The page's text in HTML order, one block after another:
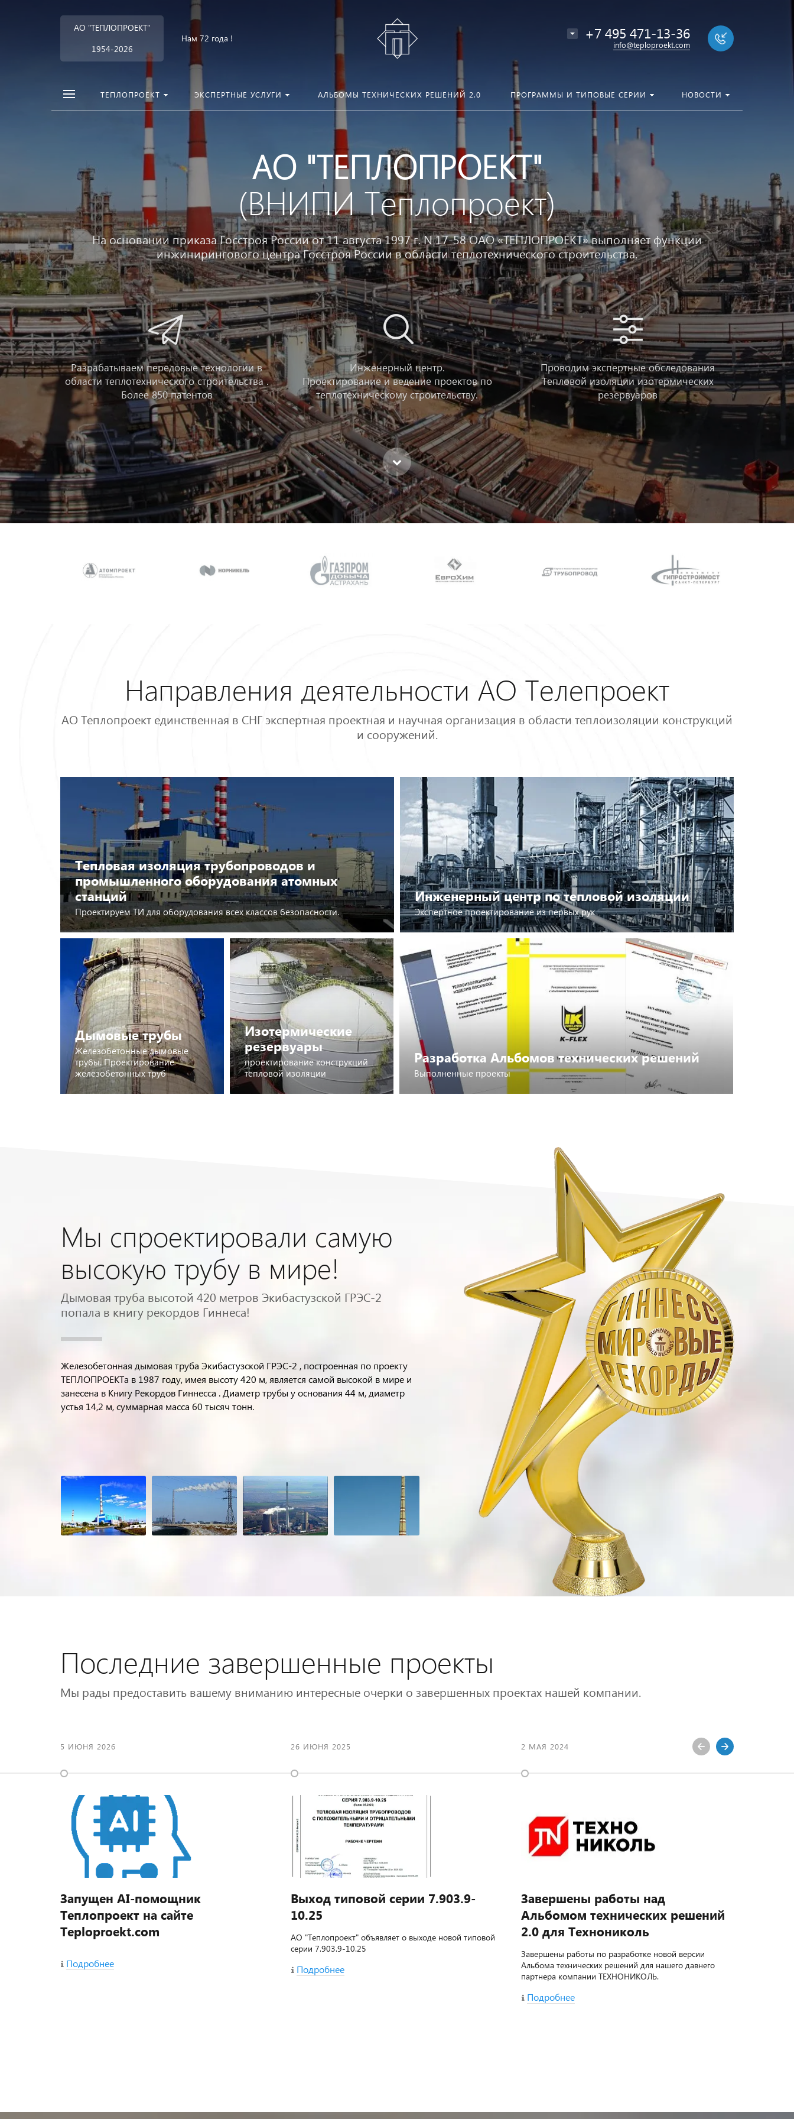
АО "ТЕПЛОПРОЕКТ"
1954-2026
Нам 72 года ! +7 495 471-13-36
info@teploproekt.com
ТЕПЛОПРОЕКТ ЭКСПЕРТНЫЕ УСЛУГИ АЛЬБОМЫ ТЕХНИЧЕСКИХ РЕШЕНИЙ 2.0 ПРОГРАММЫ И ТИПОВЫЕ СЕРИИ НОВОСТИ
АО "ТЕПЛОПРОЕКТ"
(ВНИПИ Теплопроект)
На основании приказа Госстроя России от 11 августа 1997 г. N 17-58 ОАО «ТЕПЛОПРОЕКТ» выполняет функции
инжинирингового центра Госстроя России в области теплотехнического строительства.
Разрабатываем передовые технологии в
области теплотехнического строительства .
Более 850 патентов
Инженерный центр.
Проектирование и ведение проектов по
теплотехническому строительству.
Проводим экспертные обследования
Тепловой изоляции изотермических
резервуаров
Направления деятельности АО Телепроект
АО Теплопроект единственная в СНГ экспертная проектная и научная организация в области теплоизоляции конструкций
и сооружений.
Тепловая изоляция трубопроводов и
промышленного оборудования атомных
станций
Проектируем ТИ для оборудования всех классов безопасности.
Подробнее
Инженерный центр по тепловой изоляции
Экспертное проектирование из первых рук
Подробнее
Дымовые трубы
Железобетонные дымовые
трубы. Проектирование
железобетонных труб
Изотермические
резервуары
проектирование конструкций
тепловой изоляции
Разработка Альбомов технических решений
Выполненные проекты
Мы спроектировали самую
высокую трубу в мире!
Дымовая труба высотой 420 метров Экибастузской ГРЭС-2
попала в книгу рекордов Гиннеса!
Железобетонная дымовая труба Экибастузской ГРЭС-2 , построенная по проекту
ТЕПЛОПРОЕКТа в 1987 году, имея высоту 420 м, является самой высокой в мире и
занесена в Книгу Рекордов Гиннесса . Диаметр трубы у основания 44 м, диаметр
устья 14,2 м, суммарная масса 60 тысяч тонн.
Последние завершенные проекты
Мы рады предоставить вашему вниманию интересные очерки о завершенных проектах нашей компании.
5 ИЮНЯ 2026
Запущен AI-помощник
Теплопроект на сайте
Teploproekt.com
Подробнее
26 ИЮНЯ 2025
Выход типовой серии 7.903.9-
10.25
АО "Теплопроект" объявляет о выходе новой типовой
серии 7.903.9-10.25
Подробнее
2 МАЯ 2024
Завершены работы над
Альбомом технических решений
2.0 для Технониколь
Завершены работы по разработке новой версии
Альбома технических решений для нашего давнего
партнера компании ТЕХНОНИКОЛЬ.
Подробнее